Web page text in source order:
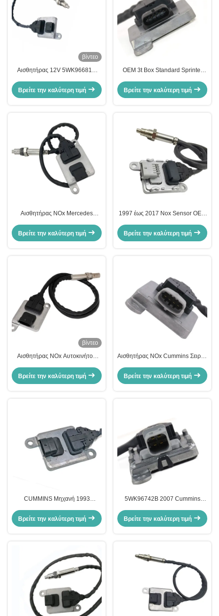
βίντεο
Αισθητήρας 12V 5WK96681C
της Mercedes E400 E350
Βρείτε την καλύτερη τιμή
OEM 3t Box Standard Sprinter
A0009050008 5WK96681D
Βρείτε την καλύτερη τιμή
Αισθητήρας NOx Mercedes
OEM 5WK96682A A0009057000
Βρείτε την καλύτερη τιμή
1997 έως 2017 Nox Sensor OEM
VOL XC40
Βρείτε την καλύτερη τιμή
βίντεο
Αισθητήρας NOx Αυτοκινήτου
5WK96672 2871974 2894943
Βρείτε την καλύτερη τιμή
Αισθητήρας NOx Cummins Σειράς
OE 2894945 5293295
Βρείτε την καλύτερη τιμή
CUMMINS Μηχανή 1993
αυτοκινήτου OEM 5WK96691
2894944 2872236 2872296
Βρείτε την καλύτερη τιμή
5WK96742B 2007 Cummins
4326873 2872948
Βρείτε την καλύτερη τιμή